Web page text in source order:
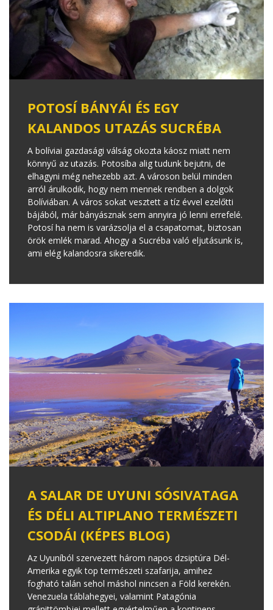
POTOSÍ BÁNYÁI ÉS EGY
KALANDOS UTAZÁS SUCRÉBA
A bolíviai gazdasági válság okozta káosz miatt nem
könnyű az utazás. Potosíba alig tudunk bejutni, de
elhagyni még nehezebb azt. A városon belül minden
arról árulkodik, hogy nem mennek rendben a dolgok
Bolíviában. A város sokat vesztett a tíz évvel ezelőtti
bájából, már bányásznak sem annyira jó lenni errefelé.
Potosí ha nem is varázsolja el a csapatomat, biztosan
örök emlék marad. Ahogy a Sucréba való eljutásunk is,
ami elég kalandosra sikeredik.
A SALAR DE UYUNI SÓSIVATAGA
ÉS DÉLI ALTIPLANO TERMÉSZETI
CSODÁI (KÉPES BLOG)
Az Uyuníból szervezett három napos dzsiptúra Dél-
Amerika egyik top természeti szafarija, amihez
fogható talán sehol máshol nincsen a Föld kerekén.
Venezuela táblahegyei, valamint Patagónia